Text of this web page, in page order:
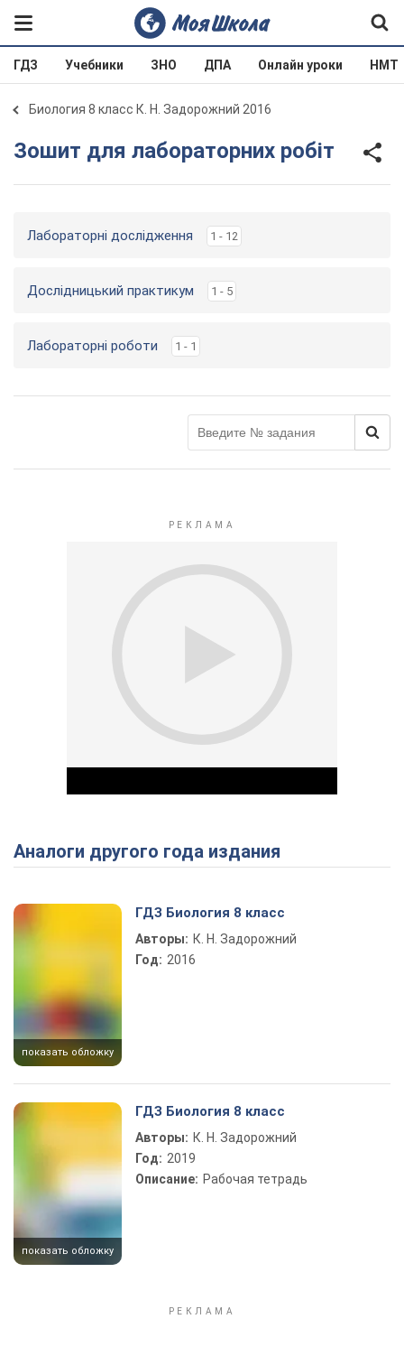
ГДЗ Учебники ЗНО ДПА Онлайн уроки НМТ
Биология 8 класс К. Н. Задорожний 2016
Зошит для лабораторних робіт
Лабораторні дослідження 1 - 12
Дослідницький практикум 1 - 5
Лабораторні роботи 1 - 1
Play Video
Аналоги другого года издания
показать обложку
ГДЗ Биология 8 класс
Авторы: К. Н. Задорожний
Год: 2016
показать обложку
ГДЗ Биология 8 класс
Авторы: К. Н. Задорожний
Год: 2019
Описание: Рабочая тетрадь